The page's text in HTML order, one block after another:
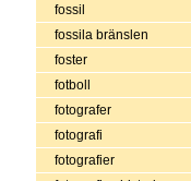
fossil
fossila bränslen
foster
fotboll
fotografer
fotografi
fotografier